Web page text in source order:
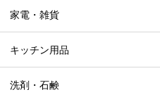
家電・雑貨
キッチン用品
洗剤・石鹸